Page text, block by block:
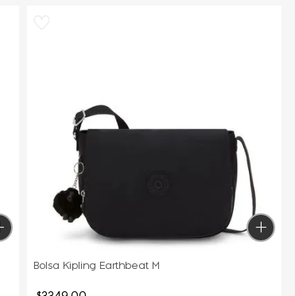
Bolsa Kipling Earthbeat M